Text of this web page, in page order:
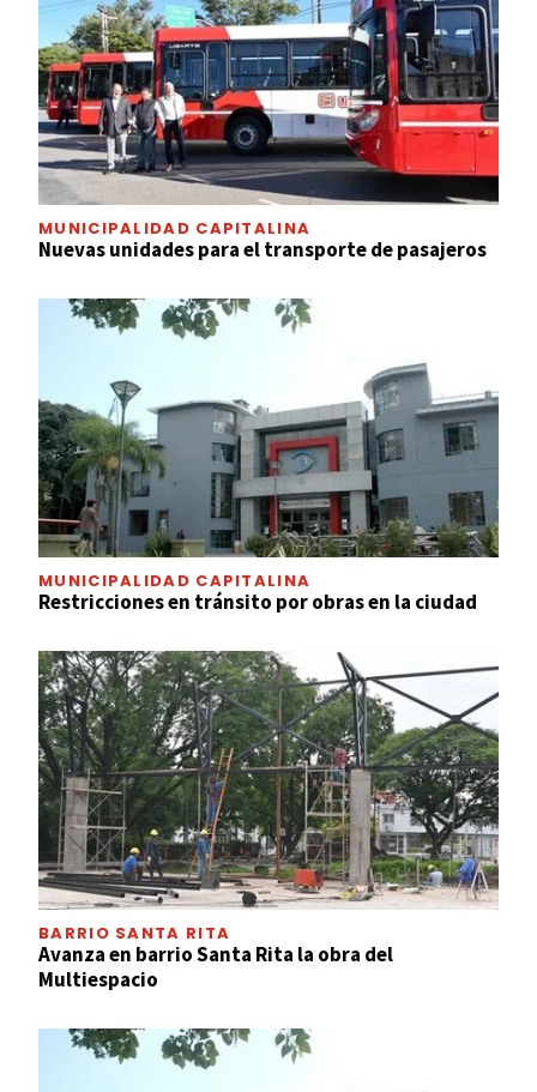
MUNICIPALIDAD CAPITALINA
Nuevas unidades para el transporte de pasajeros
MUNICIPALIDAD CAPITALINA
Restricciones en tránsito por obras en la ciudad
BARRIO SANTA RITA
Avanza en barrio Santa Rita la obra del
Multiespacio